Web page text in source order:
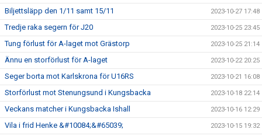
Biljettsläpp den 1/11 samt 15/11 2023-10-27 17:48
Tredje raka segern för J20 2023-10-25 23:45
Tung förlust för A-laget mot Grästorp 2023-10-25 21:14
Ännu en storförlust för A-laget 2023-10-22 20:25
Seger borta mot Karlskrona för U16RS 2023-10-21 16:08
Storförlust mot Stenungsund i Kungsbacka 2023-10-18 22:14
Veckans matcher i Kungsbacka Ishall 2023-10-16 12:29
Vila i frid Henke &#10084;&#65039; 2023-10-15 19:32